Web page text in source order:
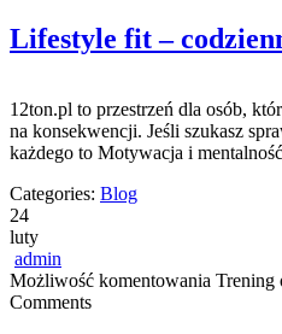
Lifestyle fit –
12ton.pl to przestrzeń dla osób,
na konsekwencji. Jeśli szukasz
każdego to Motywacja i
Categories: Blog
24
luty
admin
Możliwość komentowania Trening
Comments